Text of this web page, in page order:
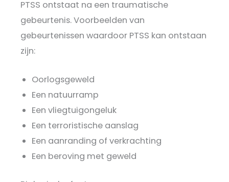
PTSS ontstaat na een traumatische
gebeurtenis. Voorbeelden van
gebeurtenissen waardoor PTSS kan ontstaan
zijn:
Oorlogsgeweld
Een natuurramp
Een vliegtuigongeluk
Een terroristische aanslag
Een aanranding of verkrachting
Een beroving met geweld